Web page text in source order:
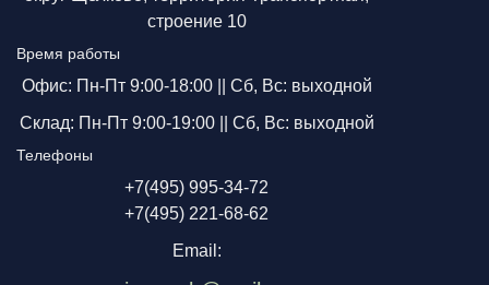
строение 10
Время работы
Офис: Пн-Пт 9:00-18:00 || Сб, Вс: выходной
Склад: Пн-Пт 9:00-19:00 || Сб, Вс: выходной
Телефоны
+7(495) 995-34-72
+7(495) 221-68-62
Email: